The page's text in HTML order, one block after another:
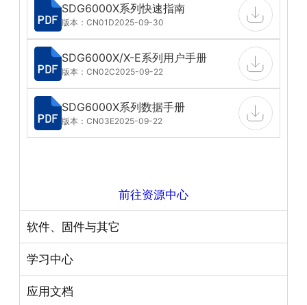
SDG6000X系列快速指南
版本：CN01D2025-09-30
SDG6000X/X-E系列用户手册
版本：CN02C2025-09-22
SDG6000X系列数据手册
版本：CN03E2025-09-22
前往资源中心
软件、固件与其它
学习中心
应用文档